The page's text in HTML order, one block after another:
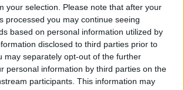
your selection. Please note that after your
processed you may continue seeing
based on personal information utilized by
disclosed to third parties prior to
may separately opt-out of the further
personal information by third parties on the
participants. This information may
növelése, a
ehhez a feltételhez kötése.
a sokszoros izraeli
háromszoros